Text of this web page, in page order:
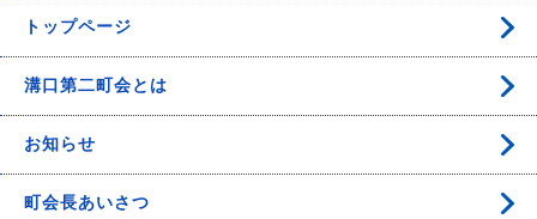
トップページ
溝口第二町会とは
お知らせ
町会長あいさつ